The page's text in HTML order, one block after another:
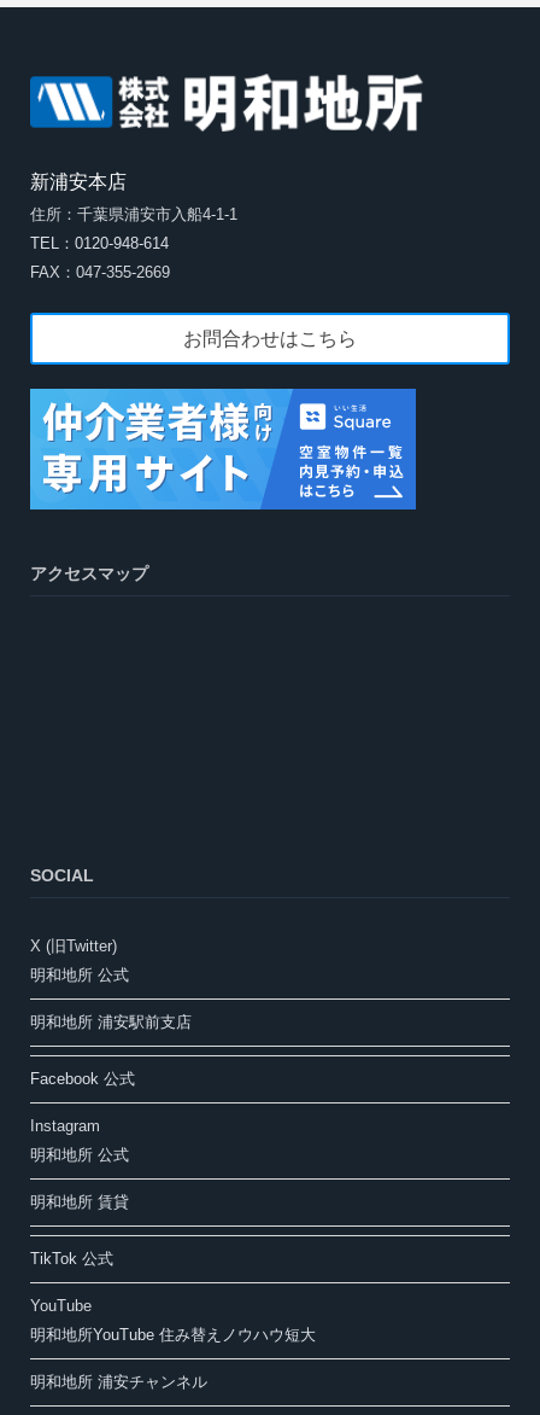
新浦安本店
住所：千葉県浦安市入船4-1-1
TEL：0120-948-614
FAX：047-355-2669
お問合わせはこちら
アクセスマップ
SOCIAL
X (旧Twitter)
明和地所 公式
明和地所 浦安駅前支店
Facebook 公式
Instagram
明和地所 公式
明和地所 賃貸
TikTok 公式
YouTube
明和地所YouTube 住み替えノウハウ短大
明和地所 浦安チャンネル